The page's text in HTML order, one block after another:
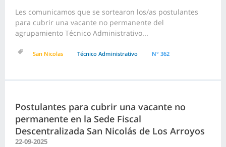
Les comunicamos que se sortearon los/as postulantes
para cubrir una vacante no permanente del
agrupamiento Técnico Administrativo...
San Nicolas Técnico Administrativo N° 362
Postulantes para cubrir una vacante no
permanente en la Sede Fiscal
Descentralizada San Nicolás de Los Arroyos
22-09-2025